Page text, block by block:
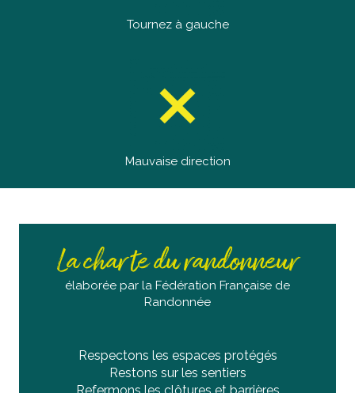
Tournez à gauche
Mauvaise direction
La charte du randonneur
élaborée par la Fédération Française de
Randonnée
Respectons les espaces protégés
Restons sur les sentiers